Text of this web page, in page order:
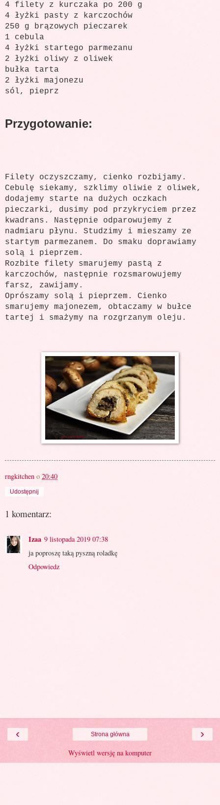
4 filety z kurczaka po 200 g
4 łyżki pasty z karczochów
250 g brązowych pieczarek
1 cebula
4 łyżki startego parmezanu
2 łyżki oliwy z oliwek
bułka tarta
2 łyżki majonezu
sól, pieprz
Przygotowanie:
Filety oczyszczamy, cienko rozbijamy.
Cebulę siekamy, szklimy oliwie z oliwek,
dodajemy starte na dużych oczkach
pieczarki, dusimy pod przykryciem przez
kwadrans. Następnie odparowujemy z
nadmiaru płynu. Studzimy i mieszamy ze
startym parmezanem. Do smaku doprawiamy
solą i pieprzem.
Rozbite filety smarujemy pastą z
karczochów, następnie rozsmarowujemy
farsz, zawijamy.
Oprószamy solą i pieprzem. Cienko
smarujemy majonezem, obtaczamy w bułce
tartej i smażymy na rozgrzanym oleju.
rngkitchen o 20:40
Udostępnij
1 komentarz:
Izaa 9 listopada 2019 07:38
ja poproszę taką pyszną roladkę
Odpowiedz
‹ ›
Strona główna
Wyświetl wersję na komputer